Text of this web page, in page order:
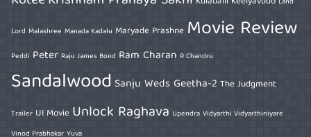
Lord Malashree Manada Kadalu Maryade Prashne Movie Review
Peddi Peter Raju James Bond Ram Charan R Chandru
Sandalwood Sanju Weds Geetha-2 The Judgment
Trailer UI Movie Unlock Raghava Upendra Vidyarthi Vidyarthiniyare
Vinod Prabhakar Yuva